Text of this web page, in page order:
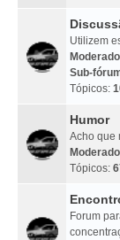
Utilizem
Sub-
Tópicos:
Humor
Acho que
Tópicos:
Forum